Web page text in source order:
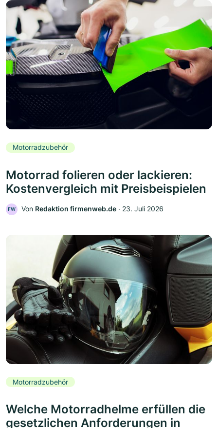
Motorradzubehör
Motorrad folieren oder lackieren:
Kostenvergleich mit Preisbeispielen
FW Von Redaktion firmenweb.de ‧ 23. Juli 2026
Motorradzubehör
Welche Motorradhelme erfüllen die
gesetzlichen Anforderungen in